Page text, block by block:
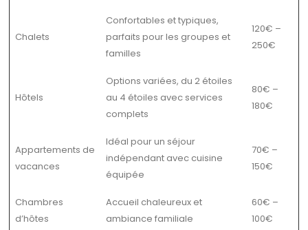
Chalets
Confortables et typiques,
parfaits pour les groupes et
familles
120€ –
250€
Hôtels
Options variées, du 2 étoiles
au 4 étoiles avec services
complets
80€ –
180€
Appartements de
vacances
Idéal pour un séjour
indépendant avec cuisine
équipée
70€ –
150€
Chambres
d’hôtes
Accueil chaleureux et
ambiance familiale
60€ –
100€